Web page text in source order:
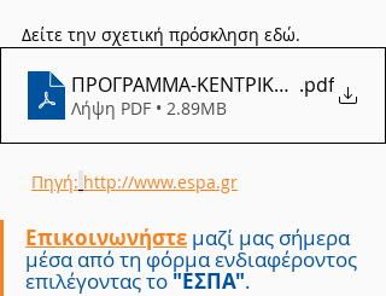
Δείτε την σχετική πρόσκληση εδώ.
ΠΡΟΓΡΑΜΜΑ-ΚΕΝΤΡΙΚΗΣ-.pdf
Λήψη PDF • 2.89MB
Πηγή: http://www.espa.gr
Επικοινωνήστε μαζί μας σήμερα
μέσα από τη φόρμα ενδιαφέροντος
επιλέγοντας το "ΕΣΠΑ".